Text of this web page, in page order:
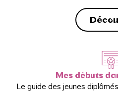
Mes débuts
Le guide des jeunes